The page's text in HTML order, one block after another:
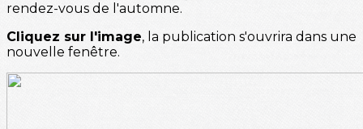
rendez-vous de l'automne.
Cliquez sur l'image, la publication s'ouvrira dans une
nouvelle fenêtre.